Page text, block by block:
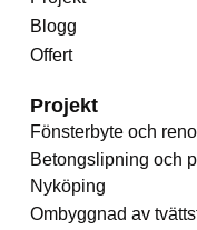
Blogg
Offert
Projekt
Fönsterbyte och
Betongslipning och
Nyköping
Ombyggnad av